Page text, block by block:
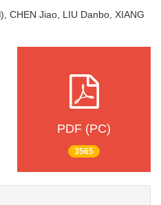
), CHEN Jiao, LIU Danbo, XIANG
PDF (PC)
3565